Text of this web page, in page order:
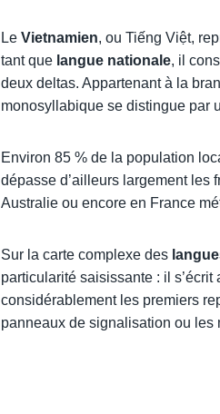
Le Vietnamien, ou Tiếng Việt,
tant que langue nationale, il
deux deltas. Appartenant à la
monosyllabique se distingue par
Environ 85 % de la population
dépasse d’ailleurs largement les
Australie ou encore en France
Sur la carte complexe des
particularité saisissante : il
considérablement les premiers
panneaux de signalisation ou les